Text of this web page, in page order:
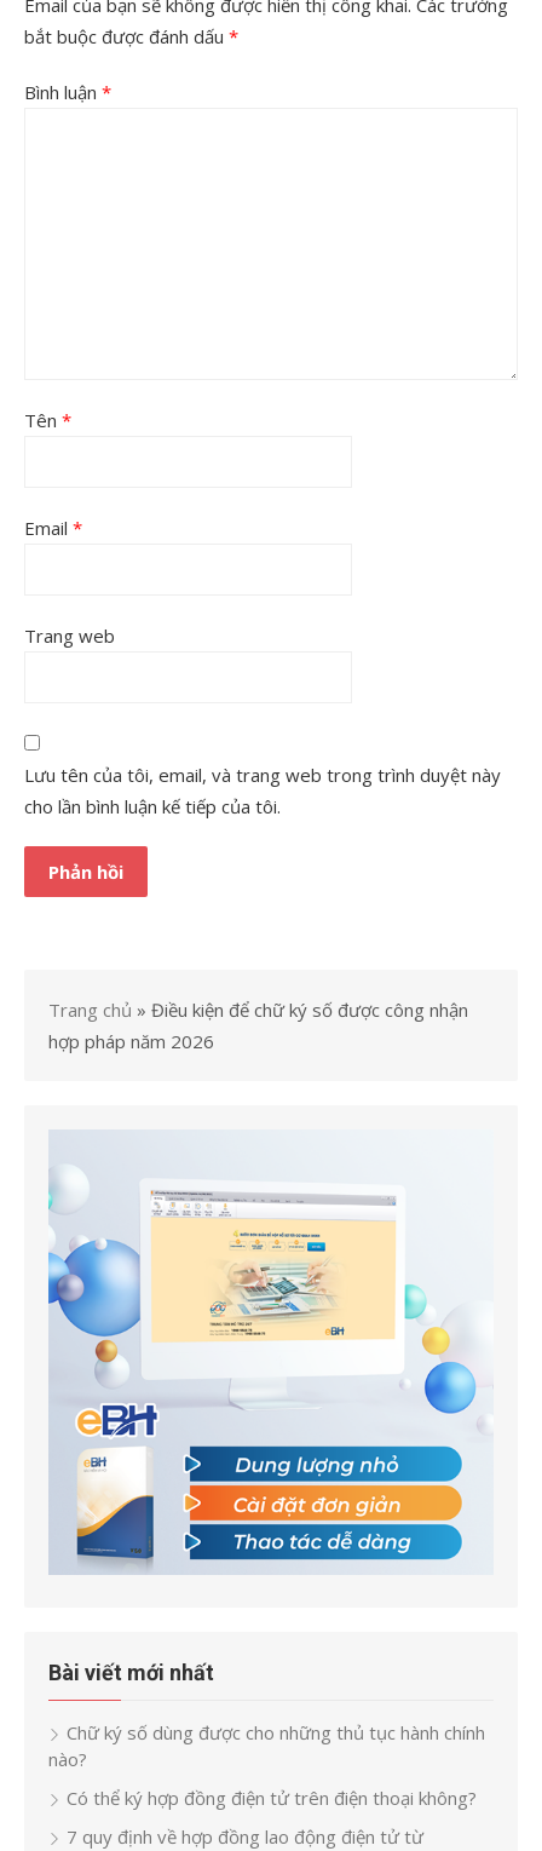
bắt buộc được đánh dấu *
Bình luận *
Tên *
Email *
Trang web
Lưu tên của tôi, email, và trang web trong trình duyệt này
cho lần bình luận kế tiếp của tôi.
Trang chủ » Điều kiện để chữ ký số được công nhận
hợp pháp năm 2026
Bài viết mới nhất
Chữ ký số dùng được cho những thủ tục hành chính
nào?
Có thể ký hợp đồng điện tử trên điện thoại không?
7 quy định về hợp đồng lao động điện tử từ